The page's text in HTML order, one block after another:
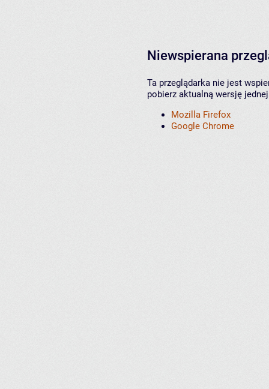
Niewspierana
Ta przeglądarka nie jest
pobierz aktualną wersję
Mozilla Firefox
Google Chrome